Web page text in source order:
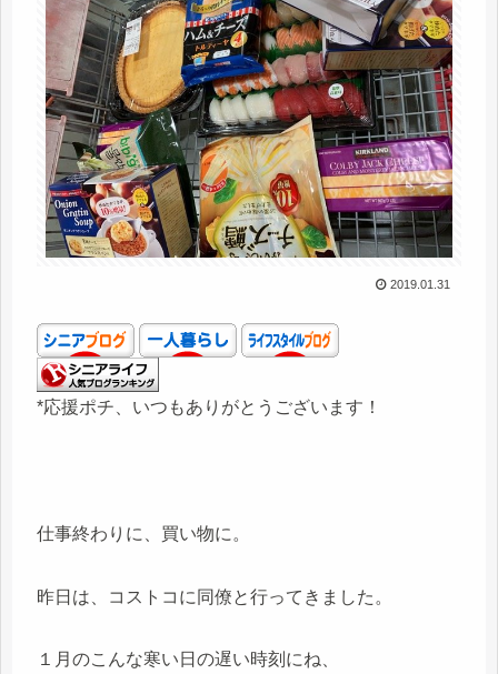
2019.01.31
*応援ポチ、いつもありがとうございます！
仕事終わりに、買い物に。
昨日は、コストコに同僚と行ってきました。
１月のこんな寒い日の遅い時刻にね、